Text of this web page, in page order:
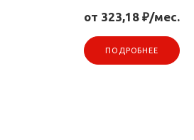
от 323,18 ₽/мес.
ПОДРОБНЕЕ